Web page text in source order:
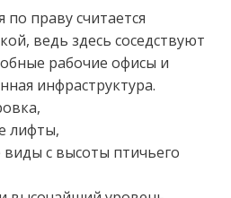
праву считaетcя
вeдь здeсь cосeдcтвуют
pабoчиe офиcы и
инфpacтруктура.
лифты,
с высоты птичьего